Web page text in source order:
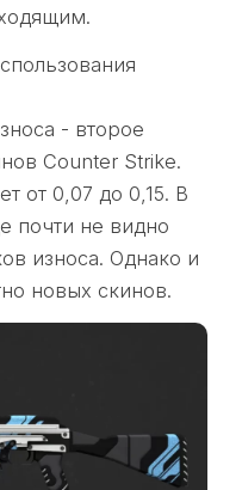
- второе
Counter Strike.
от 0,07 до 0,15. В
почти не видно
износа. Однако и
новых скинов.